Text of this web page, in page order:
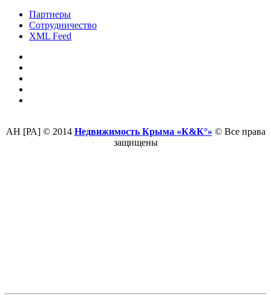
Партнеры
Сотрудничество
XML Feed
АН [РА] © 2014 Недвижимость Крыма «К&К°» © Все права
защищены